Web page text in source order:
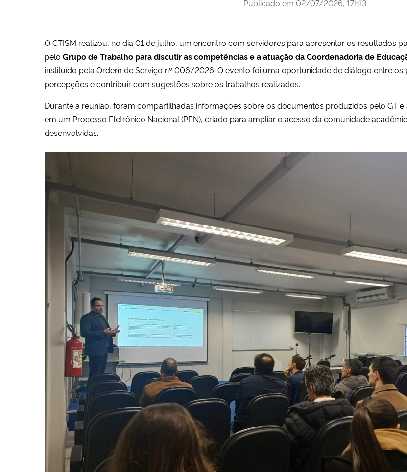
Publicado em 02/07/2026, 17h13
O CTISM realizou, no dia 01 de julho, um encontro com servidores para apresentar os resultados
pelo Grupo de Trabalho para discutir as competências e a atuação da Coordenadoria de
instituído pela Ordem de Serviço nº 006/2026. O evento foi uma oportunidade de diálogo entre
percepções e contribuir com sugestões sobre os trabalhos realizados.
Durante a reunião, foram compartilhadas informações sobre os documentos produzidos pelo GT
em um Processo Eletrônico Nacional (PEN), criado para ampliar o acesso da comunidade
desenvolvidas.